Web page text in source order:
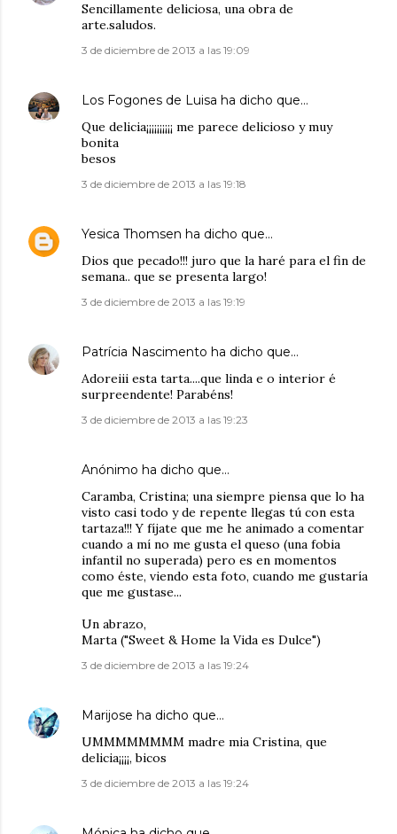
Sencillamente deliciosa, una obra de
arte.saludos.
3 de diciembre de 2013 a las 19:09
Los Fogones de Luisa ha dicho que…
Que delicia¡¡¡¡¡¡¡¡¡¡ me parece delicioso y muy
bonita
besos
3 de diciembre de 2013 a las 19:18
Yesica Thomsen ha dicho que…
Dios que pecado!!! juro que la haré para el fin de
semana.. que se presenta largo!
3 de diciembre de 2013 a las 19:19
Patrícia Nascimento ha dicho que…
Adoreiii esta tarta....que linda e o interior é
surpreendente! Parabéns!
3 de diciembre de 2013 a las 19:23
Anónimo ha dicho que…
Caramba, Cristina; una siempre piensa que lo ha
visto casi todo y de repente llegas tú con esta
tartaza!!! Y fíjate que me he animado a comentar
cuando a mí no me gusta el queso (una fobia
infantil no superada) pero es en momentos
como éste, viendo esta foto, cuando me gustaría
que me gustase...
Un abrazo,
Marta ("Sweet & Home la Vida es Dulce")
3 de diciembre de 2013 a las 19:24
Marijose ha dicho que…
UMMMMMMMM madre mia Cristina, que
delicia¡¡¡¡, bicos
3 de diciembre de 2013 a las 19:24